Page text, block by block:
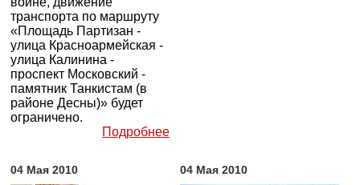
транспорта по маршруту
«Площадь Партизан -
улица Красноармейская -
улица Калинина -
проспект Московский -
памятник Танкистам (в
районе Десны)» будет
ограничено.
Подробнее
04 Мая 2010 04 Мая 2010